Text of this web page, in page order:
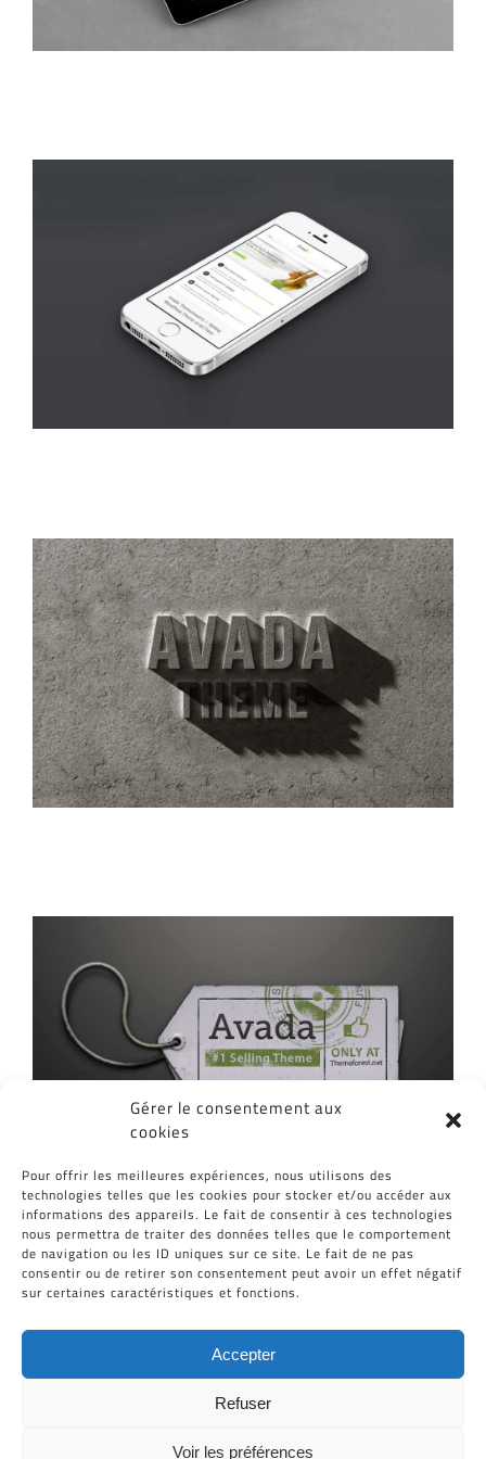
Gérer le consentement aux
cookies
Pour offrir les meilleures expériences, nous utilisons des
technologies telles que les cookies pour stocker et/ou accéder aux
informations des appareils. Le fait de consentir à ces technologies
nous permettra de traiter des données telles que le comportement
de navigation ou les ID uniques sur ce site. Le fait de ne pas
consentir ou de retirer son consentement peut avoir un effet négatif
sur certaines caractéristiques et fonctions.
Accepter
Refuser
Voir les préférences
Donec Ore Turis Eget
Mauris Fringilla Voluts
Suspende Phara Urna